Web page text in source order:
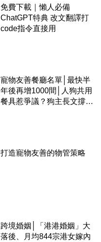
免費下載｜懶人必備
ChatGPT特典 改文翻譯打
code指令直接用
寵物友善餐廳名單│最快半
年後再增1000間│人狗共用
餐具惹爭議？狗主長文撐
打造寵物友善的物管策略
跨境婚姻│「港港婚姻」大
落後、月均844宗港女嫁內